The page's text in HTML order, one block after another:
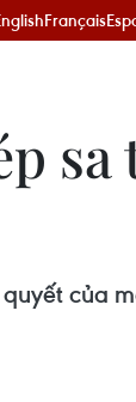
Français
sa
của